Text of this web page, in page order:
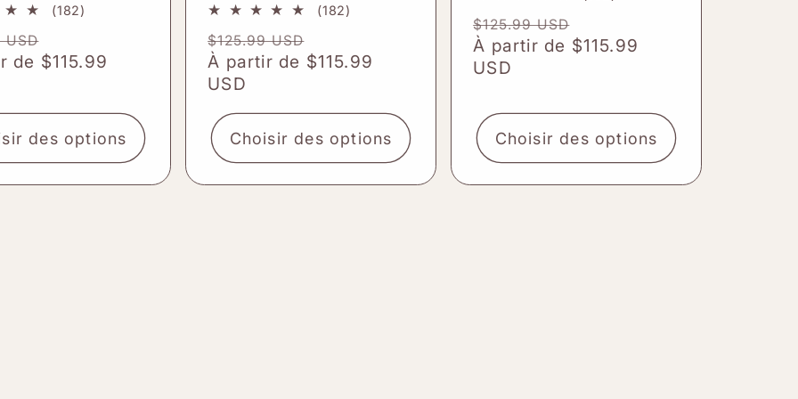
(182)
critiques
USD
promotionnel
de $115.99
des options
(182)
critiques
Prix
habituel
$125.99 USD
promotionnel
À partir de $115.99
USD
Choisir des options
critiques
Prix
habituel
$125.99 USD
promotionnel
À partir de $115.99
USD
Choisir des options